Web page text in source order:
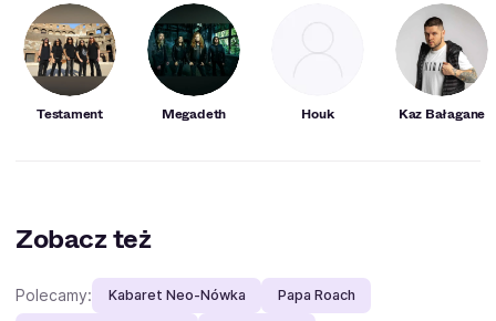
Testament Megadeth Houk Kaz Bałagane
Zobacz też
Polecamy: Kabaret Neo-Nówka Papa Roach